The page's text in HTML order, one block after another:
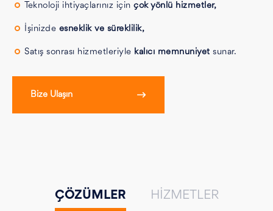
Teknoloji ihtiyaçlarınız için çok yönlü hizmetler,
İşinizde esneklik ve süreklilik,
Satış sonrası hizmetleriyle kalıcı memnuniyet sunar.
Bize Ulaşın
ÇÖZÜMLER HIZMETLER